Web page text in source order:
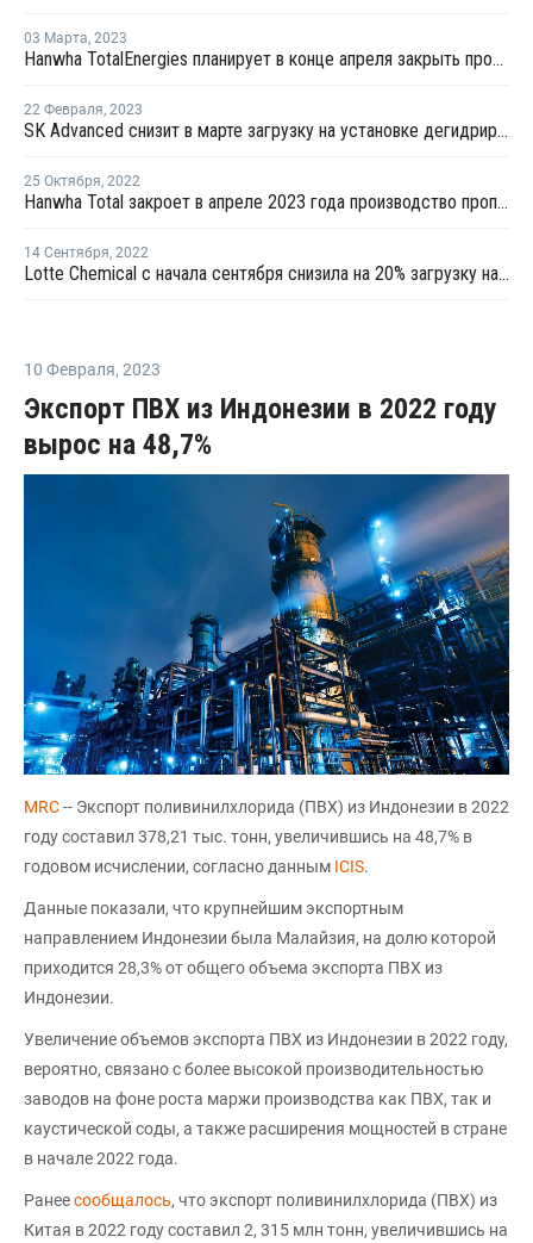
03 Марта, 2023
Hanwha TotalEnergies планирует в конце апреля закрыть производство ПЭ и ПП в Даэсане на ремонт
22 Февраля, 2023
SK Advanced снизит в марте загрузку на установке дегидрирования пропана в Ульсане
25 Октября, 2022
Hanwha Total закроет в апреле 2023 года производство пропилена в Южной Корее на ремонт
14 Сентября, 2022
Lotte Chemical с начала сентября снизила на 20% загрузку на производстве ПП в Йосу и Даэсане
10 Февраля, 2023
Экспорт ПВХ из Индонезии в 2022 году
вырос на 48,7%
MRC-- Экспорт поливинилхлорида (ПВХ) из Индонезии в 2022
году составил 378,21 тыс. тонн, увеличившись на 48,7% в
годовом исчислении, согласно данным ICIS.
Данные показали, что крупнейшим экспортным
направлением Индонезии была Малайзия, на долю которой
приходится 28,3% от общего объема экспорта ПВХ из
Индонезии.
Увеличение объемов экспорта ПВХ из Индонезии в 2022 году,
вероятно, связано с более высокой производительностью
заводов на фоне роста маржи производства как ПВХ, так и
каустической соды, а также расширения мощностей в стране
в начале 2022 года.
Ранеесообщалось, что экспорт поливинилхлорида (ПВХ) из
Китая в 2022 году составил 2, 315 млн тонн, увеличившись на